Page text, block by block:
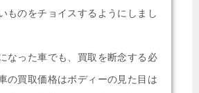
ものをチョイスするようにしまし
なった車でも、買取を断念する必
の買取価格はボディーの見た目は